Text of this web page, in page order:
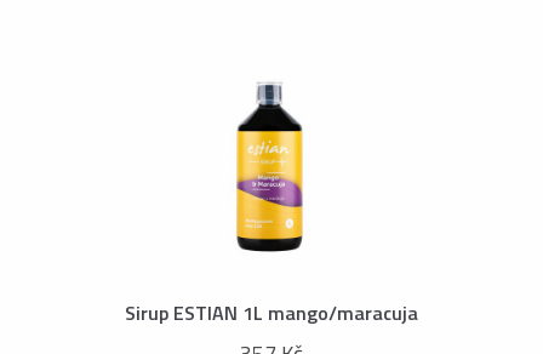
Sirup ESTIAN 1L mango/maracuja